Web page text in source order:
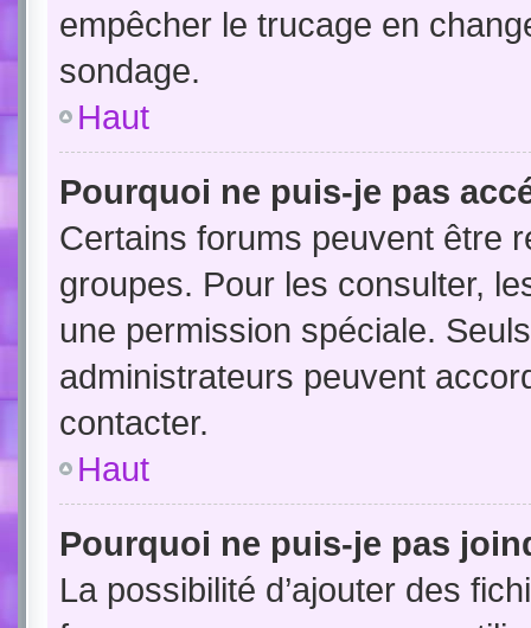
empêcher le trucage en
sondage.
Haut
Pourquoi ne puis-je pas
Certains forums peuvent être
groupes. Pour les consulter,
une permission spéciale.
administrateurs peuvent
contacter.
Haut
Pourquoi ne puis-je pas
La possibilité d’ajouter des